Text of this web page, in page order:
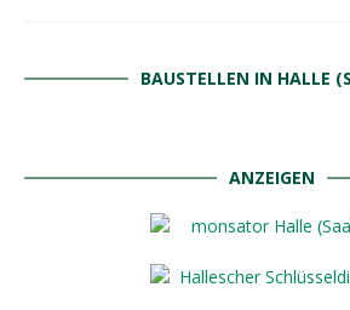
BAUSTELLEN IN HALLE
ANZEIGEN